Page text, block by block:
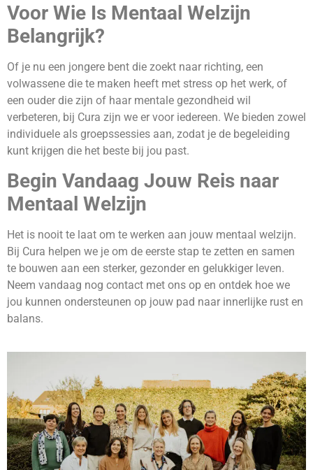
Voor Wie Is Mentaal Welzijn
Belangrijk?
Of je nu een jongere bent die zoekt naar richting, een
volwassene die te maken heeft met stress op het werk, of
een ouder die zijn of haar mentale gezondheid wil
verbeteren, bij Cura zijn we er voor iedereen. We bieden zowel
individuele als groepssessies aan, zodat je de begeleiding
kunt krijgen die het beste bij jou past.
Begin Vandaag Jouw Reis naar
Mentaal Welzijn
Het is nooit te laat om te werken aan jouw mentaal welzijn.
Bij Cura helpen we je om de eerste stap te zetten en samen
te bouwen aan een sterker, gezonder en gelukkiger leven.
Neem vandaag nog contact met ons op en ontdek hoe we
jou kunnen ondersteunen op jouw pad naar innerlijke rust en
balans.